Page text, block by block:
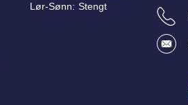
Lør-Sønn: Stengt